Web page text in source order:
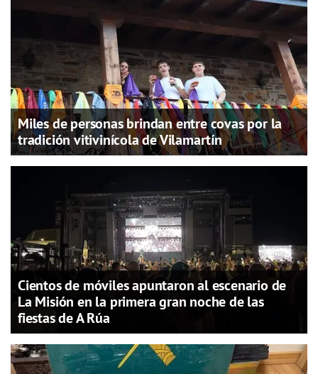
Miles de personas brindan entre covas por la
tradición vitivinícola de Vilamartín
Cientos de móviles apuntaron al escenario de
La Misión en la primera gran noche de las
fiestas de A Rúa